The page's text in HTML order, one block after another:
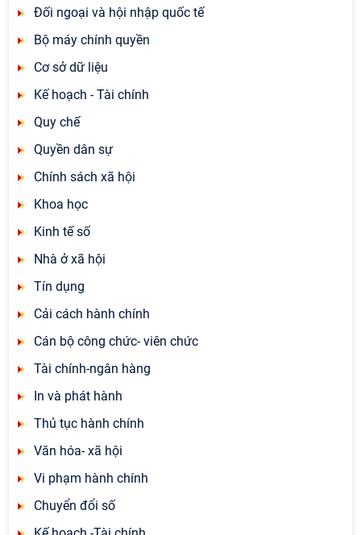
Đối ngoại và hội nhập quốc tế
Bộ máy chính quyền
Cơ sở dữ liệu
Kế hoạch - Tài chính
Quy chế
Quyền dân sự
Chính sách xã hội
Khoa học
Kinh tế số
Nhà ở xã hội
Tín dụng
Cải cách hành chính
Cán bộ công chức- viên chức
Tài chính-ngân hàng
In và phát hành
Thủ tục hành chính
Văn hóa- xã hội
Vi phạm hành chính
Chuyển đổi số